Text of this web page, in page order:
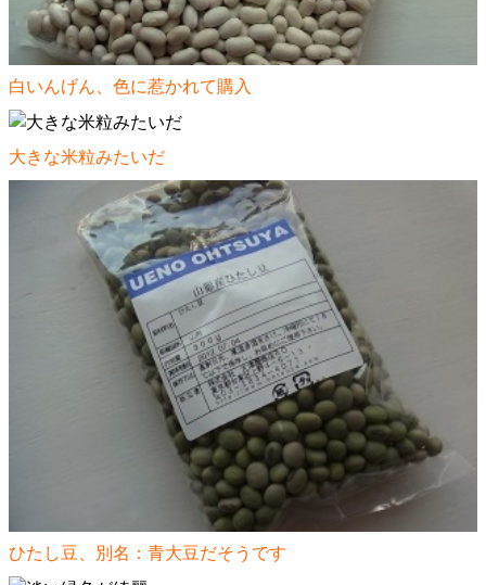
白いんげん、色に惹かれて購入
大きな米粒みたいだ
ひたし豆、別名：青大豆だそうです